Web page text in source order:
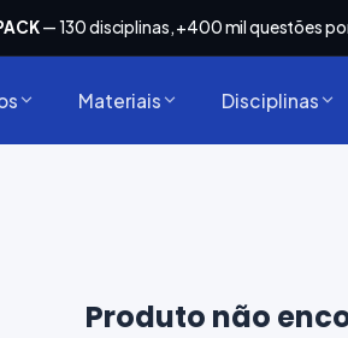
— 130 disciplinas, +400 mil questões
Materiais Disciplinas
Produto não